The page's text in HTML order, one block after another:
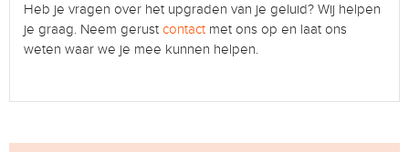
Heb je vragen over het upgraden van je geluid? Wij helpen
je graag. Neem gerust contact met ons op en laat ons
weten waar we je mee kunnen helpen.